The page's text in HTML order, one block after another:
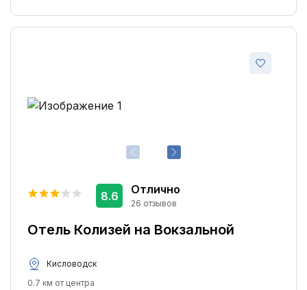
Отель Колизей на Вокзальной
Отлично
26 отзывов
8.6
Кисловодск
0.7 км от центра